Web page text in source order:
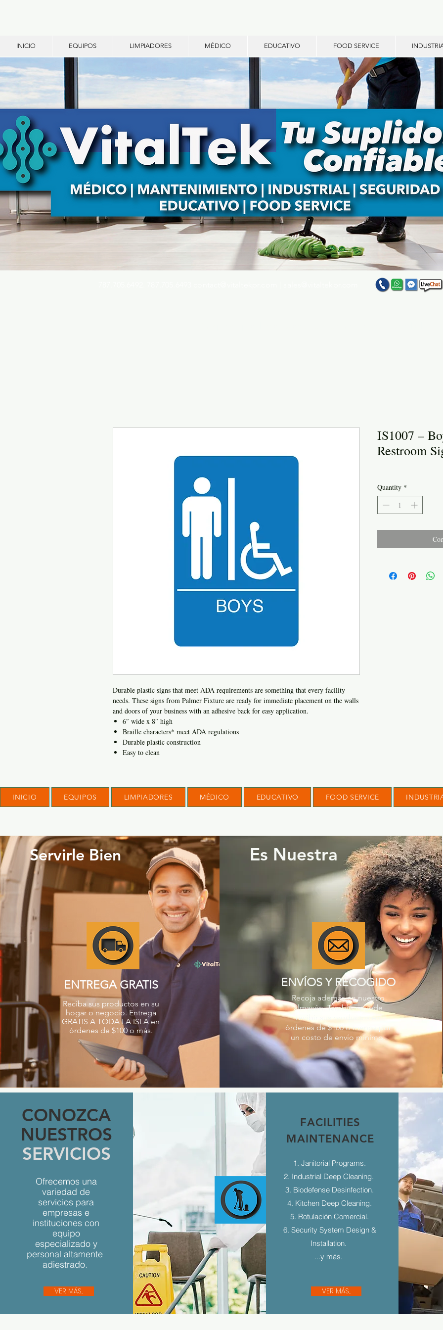
INICIO EQUIPOS LIMPIADORES MÉDICO EDUCATIVO FOOD SERVICE
Durable plastic signs that meet ADA requirements are something that every facility
needs. These signs from Palmer Fixture are ready for immediate placement on the walls
and doors of your business with an adhesive back for easy application.
6″ wide x 8″ high
Braille characters* meet ADA regulations
Durable plastic construction
Easy to clean
IS1007 –
Restroom
Quantity *
INICIO EQUIPOS LIMPIADORES MÉDICO EDUCATIVO FOOD SERVICE
Servirle Bien
ENTREGA GRATIS
Reciba sus productos en su
hogar o negocio. Entrega
GRATIS A TODA LA ISLA en
órdenes de $100 o más.
Es Nuestra
ENVÍOS Y RECOGIDO
Recoja además en nuestro
almacén. También puede
recibir sus productos en
órdenes de $100 o menos por
un costo de envío mínimo.
CONOZCA
NUESTROS
SERVICIOS
Ofrecemos una
variedad de
servicios para
empresas e
instituciones con
equipo
especializado y
personal altamente
adiestrado.
VER MÁS...
FACILITIES
MAINTENANCE
1. Janitorial Programs.
2. Industrial Deep Cleaning.
3. Biodefense Desinfection.
4. Kitchen Deep Cleaning.
5. Rotulación Comercial.
6. Security System Design &
Installation.
...y más.
VER MÁS...